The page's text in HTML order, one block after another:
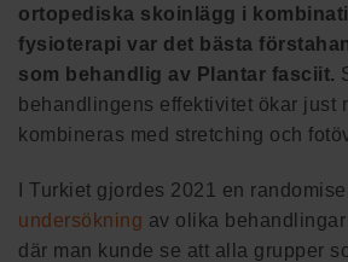
ortopediska skoinlägg i
fysioterapi var det bästa
som behandlig av Plantar fasciit.
behandlingens effektivitet ökar just
kombineras med stretching och
I Turkiet gjordes 2021 en
undersökning av olika
där man kunde se att alla grupper